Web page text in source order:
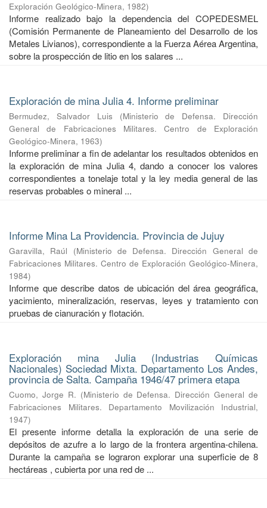
Exploración Geológico-Minera, 1982)
Informe realizado bajo la dependencia del COPEDESMEL
(Comisión Permanente de Planeamiento del Desarrollo de los
Metales Livianos), correspondiente a la Fuerza Aérea Argentina,
sobre la prospección de litio en los salares ...
Exploración de mina Julia 4. Informe preliminar
Bermudez, Salvador Luis (Ministerio de Defensa. Dirección
General de Fabricaciones Militares. Centro de Exploración
Geológico-Minera, 1963)
Informe preliminar a fin de adelantar los resultados obtenidos en
la exploración de mina Julia 4, dando a conocer los valores
correspondientes a tonelaje total y la ley media general de las
reservas probables o mineral ...
Informe Mina La Providencia. Provincia de Jujuy
Garavilla, Raúl (Ministerio de Defensa. Dirección General de
Fabricaciones Militares. Centro de Exploración Geológico-Minera,
1984)
Informe que describe datos de ubicación del área geográfica,
yacimiento, mineralización, reservas, leyes y tratamiento con
pruebas de cianuración y flotación.
Exploración mina Julia (Industrias Químicas
Nacionales) Sociedad Mixta. Departamento Los Andes,
provincia de Salta. Campaña 1946/47 primera etapa
Cuomo, Jorge R. (Ministerio de Defensa. Dirección General de
Fabricaciones Militares. Departamento Movilización Industrial,
1947)
El presente informe detalla la exploración de una serie de
depósitos de azufre a lo largo de la frontera argentina-chilena.
Durante la campaña se lograron explorar una superficie de 8
hectáreas , cubierta por una red de ...